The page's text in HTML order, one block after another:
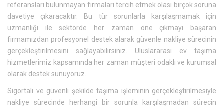
referansları bulunmayan firmaları tercih etmek olası birçok soruna
davetiye çıkaracaktır. Bu tür sorunlarla karşılaşmamak için
uzmanlığı ile sektörde her zaman öne çıkmayı başaran
firmamızdan profesyonel destek alarak güvenle nakliye sürecinin
gerçekleştirilmesini sağlayabilirsiniz. Uluslararası ev taşıma
hizmetlerimiz kapsamında her zaman müşteri odaklı ve kurumsal
olarak destek sunuyoruz.
Sigortalı ve güvenli şekilde taşıma işleminin gerçekleştirilmesiyle
nakliye sürecinde herhangi bir sorunla karşılaşmadan sürecin